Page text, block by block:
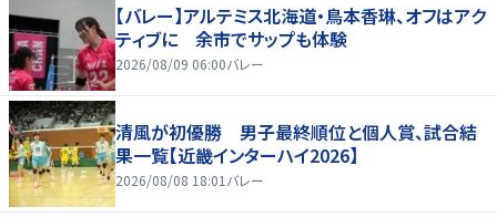
【バレー】アルテミス北海道・鳥本香琳、オフはアク
ティブに 余市でサップも体験
2026/08/09 06:00バレー
清風が初優勝 男子最終順位と個人賞、試合結
果一覧【近畿インターハイ2026】
2026/08/08 18:01 バレー